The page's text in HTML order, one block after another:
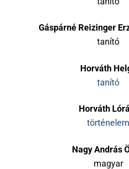
Gáspárné Reizinger
tanító
Horváth
tanító
Horváth
történelem
Nagy András
magyar